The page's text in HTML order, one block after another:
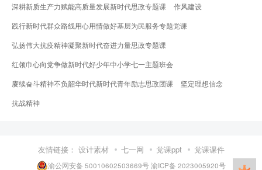
深耕新质生产力赋能高质量发展新时代思政专题课
作风建设
践行新时代群众路线用心用情做好基层为民服务专题党课
弘扬伟大抗疫精神凝聚新时代奋进力量思政专题课
红领巾心向党争做新时代好少年中小学七一主题班会
赓续奋斗精神不负韶华时代新时代青年励志思政团课
坚定理想信念
抗战精神
友情链接： 设计素材 七一网 党课ppt 党课课件
渝公网安备 50010602503669号渝ICP备 2023005920号